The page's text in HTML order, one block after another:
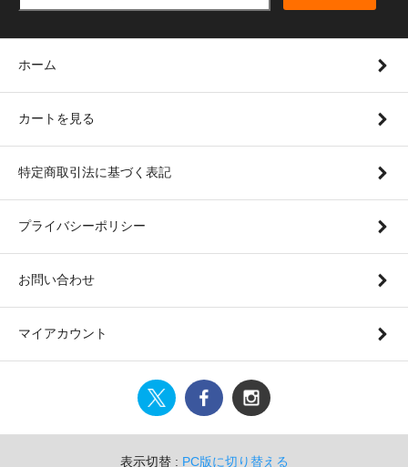
ホーム
カートを見る
特定商取引法に基づく表記
プライバシーポリシー
お問い合わせ
マイアカウント
表示切替 : PC版に切り替える